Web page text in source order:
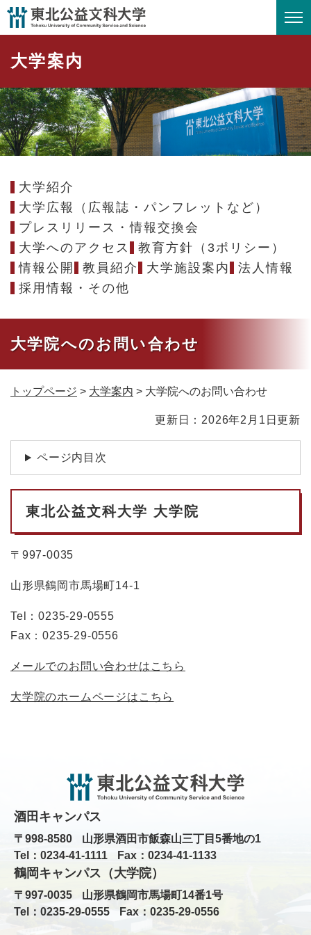
ペ
頭
で
す
。
メニューを飛ばして本文へ
大学案内
大学紹介
大学広報（広報誌・パンフレットなど）
プレスリリース・情報交換会
大学へのアクセス
教育方針（3ポリシー）
情報公開
教員紹介 大学施設案内
法人情報
採用情報・その他
大学院へのお問い合わせ
トップページ > 大学案内 > 大学院へのお問い合わせ
文
更新日：2026年2月1日更新
ページ内目次
東北公益文科大学 大学院
〒997-0035
山形県鶴岡市馬場町14-1
Tel：0235-29-0555
Fax：0235-29-0556
メールでのお問い合わせはこちら
大学院のホームページはこちら
酒田キャンパス
〒998-8580
山形県酒田市飯森山三丁目5番地の1
Tel：0234-41-1111
Fax：0234-41-1133
鶴岡キャンパス（大学院）
〒997-0035
山形県鶴岡市馬場町14番1号
Tel：0235-29-0555
Fax：0235-29-0556